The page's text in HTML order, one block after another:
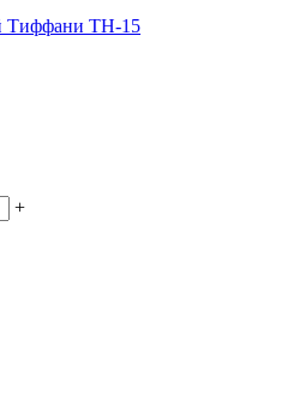
+